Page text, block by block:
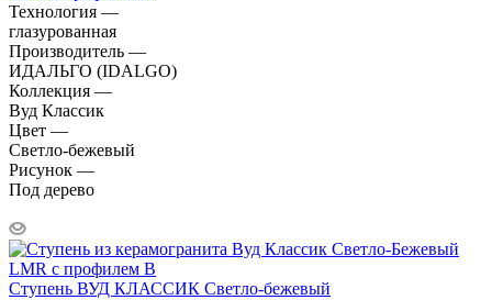
Технология —
глазурованная
Производитель —
ИДАЛЬГО (IDALGO)
Коллекция —
Вуд Классик
Цвет —
Светло-бежевый
Рисунок —
Под дерево
Ступень ВУД КЛАССИК Светло-бежевый